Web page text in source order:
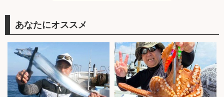
あなたにオススメ